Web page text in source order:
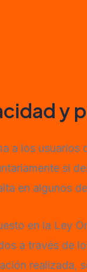
y
a los
si
en algunos
en la Ley
a través de
realizada,